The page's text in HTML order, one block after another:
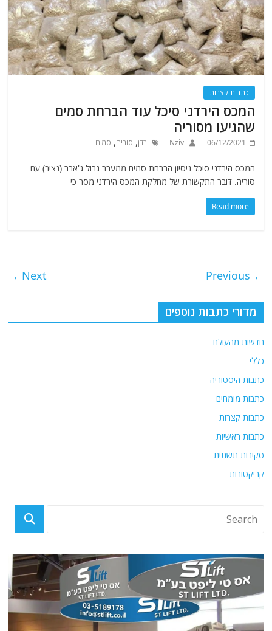
כתבות קצרות
המכס הירדני סיכל עוד הברחת סמים
שהגיעו מסוריה
06/12/2021
Nziv ירדן, סוריה, סמים
המכס הירדני סיכל ניסיון הברחת סמים ממעבר גבול ג'אבר (נציב) עם
סוריה. דובר התקשורת של מחלקת המכס הירדני מסר כי
Read more
← Previous
Next →
מדורי כתבות נוספים
חדשות מהעולם
כללי
כתבות היסטוריה
כתבות מומחים
כתבות קצרות
כתבות ראשיות
סקירות תשתית
קריקטורות